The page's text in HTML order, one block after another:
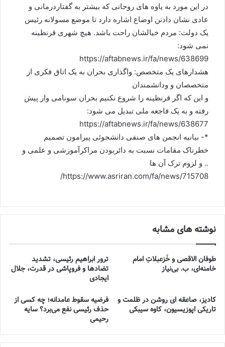
در این مورد به یاوه های روحانی که بیشتر به گفتاردرمانی و
عادی نشان دادنن اوضاع اشاره دارد تا موضع مسولانه رئیس
یک دولت: مردم خیالشان راحت باشد. هیچ شهری قرنظینه
نمی شود:
https://aftabnews.ir/fa/news/638699
هشدارهای یک متخصص: واگذاری بحران به یک اتاق فکری از
متخصصان و ودانشمندان
و این که اگر قرنظینه را شروع نکنیم بحران سونامی وار پیش
رفته و به یک فاجعه ملی تبدیل می شود:
https://aftabnews.ir/fa/news/638677
*- بیانیه انجمن های صنفی دانشجوئی پیرامون تصمیم
خطرناک مقامات نسبت به دائربودن مراکرآموزشی و علمی و
.. و لزوم ترک آن ها
https://www.asriran.com/fa/news/715708/
نوشته های مشابه
طوفان الاقصی و خُزعبلاتِ امام
خامنه‌ای، ب. بی‌نیاز
ترور ابراهیم رئیسی، تشدید
تضادها و فروپاشی در قدرت، جلال
ایجادی
کادیز، صاعقه ای روشن در ظلمت و
تاریکی اپوزیسیون، کاوه سیبکی
فرضیه سقوط عامدانه؛ چه کسی از
حذف رئیسی نفع می‌برد؟ سایه
رحیمی